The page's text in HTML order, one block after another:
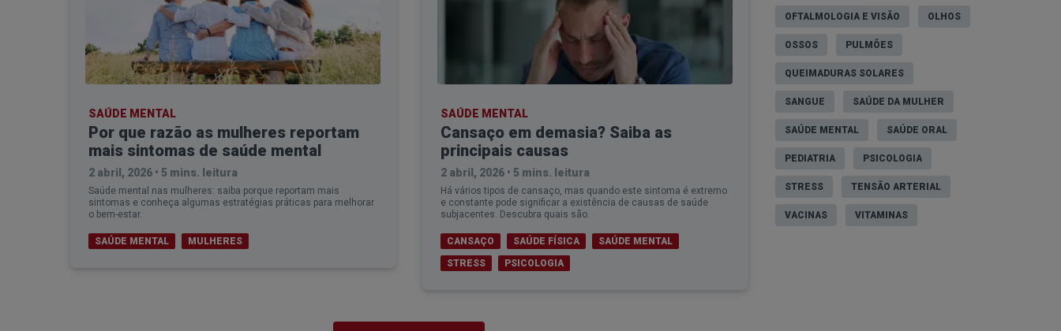
SAÚDE MENTAL
Por que razão as mulheres reportam
mais sintomas de saúde mental
2 abril, 2026 • 5 mins. leitura
Saúde mental nas mulheres: saiba porque reportam mais
sintomas e conheça algumas estratégias práticas para melhorar
o bem-estar.
SAÚDE MENTAL MULHERES
SAÚDE MENTAL
Cansaço em demasia? Saiba as
principais causas
2 abril, 2026 • 5 mins. leitura
Há vários tipos de cansaço, mas quando este sintoma é extremo
e constante pode significar a existência de causas de saúde
subjacentes. Descubra quais são.
CANSAÇO SAÚDE FÍSICA
SAÚDE MENTAL
STRESS
PSICOLOGIA
OFTALMOLOGIA E VISÃO OLHOS
OSSOS PULMÕES
QUEIMADURAS SOLARES
SANGUE SAÚDE DA MULHER
SAÚDE MENTAL SAÚDE ORAL
PEDIATRIA PSICOLOGIA
STRESS TENSÃO ARTERIAL
VACINAS VITAMINAS